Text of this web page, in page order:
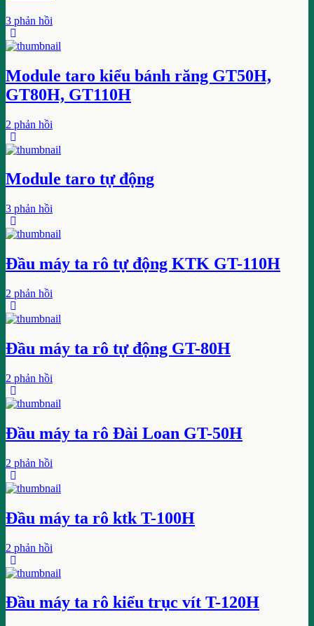
3 phản hồi
Module taro kiểu bánh răng GT50H,
GT80H, GT110H
2 phản hồi
Module taro tự động
3 phản hồi
Đầu máy ta rô tự động KTK GT-110H
2 phản hồi
Đầu máy ta rô tự động GT-80H
2 phản hồi
Đầu máy ta rô Đài Loan GT-50H
2 phản hồi
Đầu máy ta rô ktk T-100H
2 phản hồi
Đầu máy ta rô kiểu trục vít T-120H